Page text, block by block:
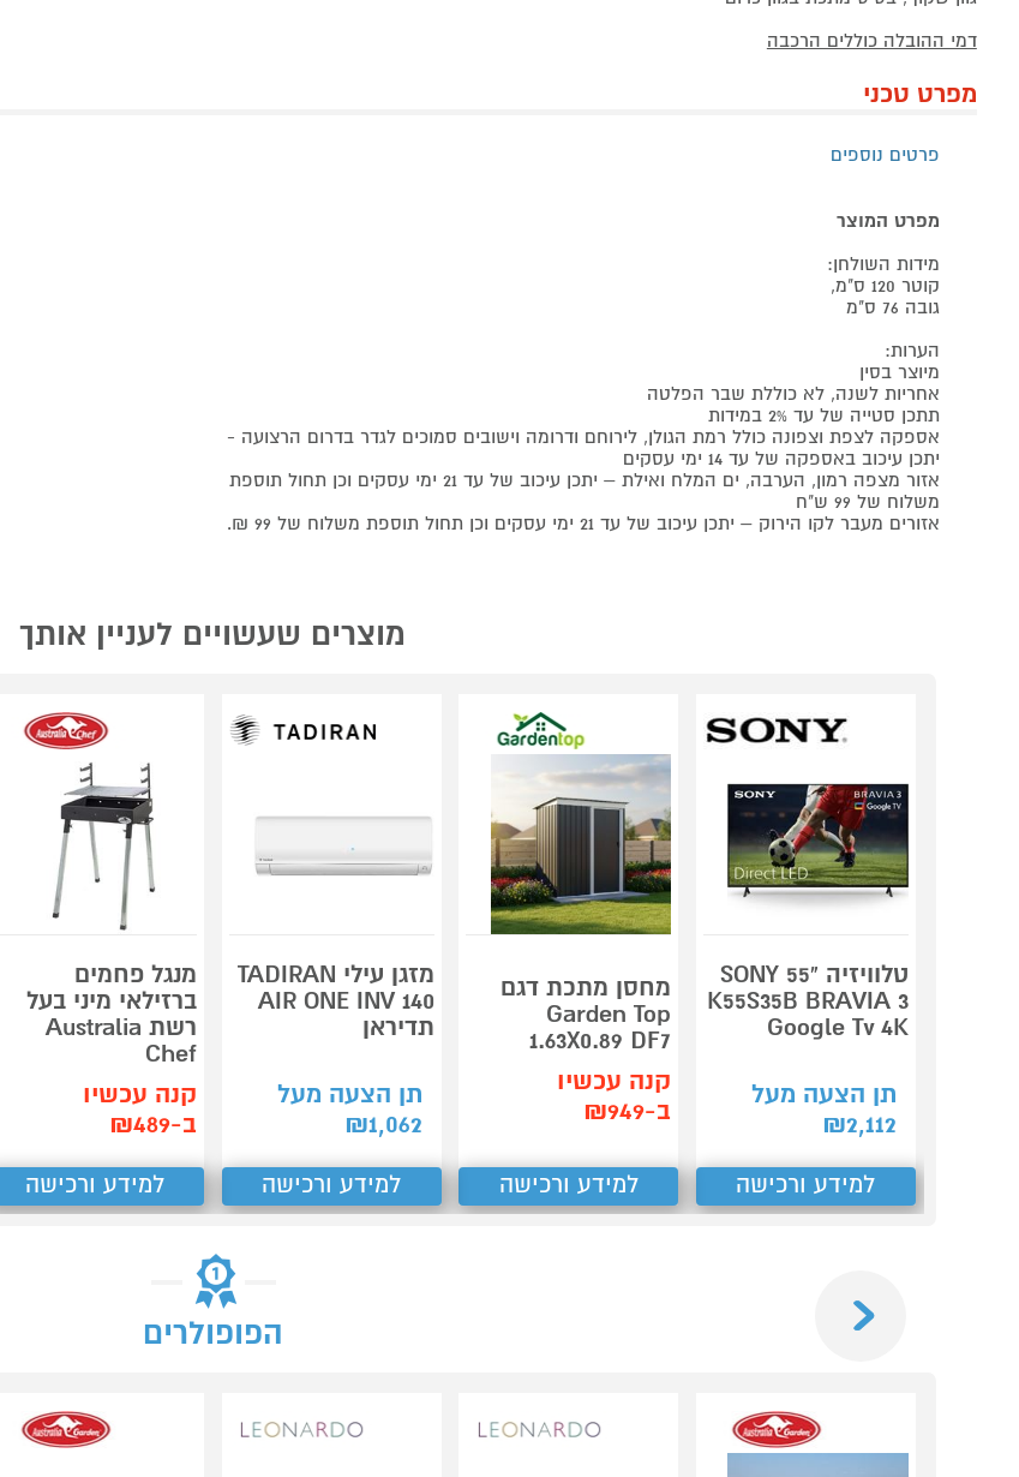
דמי ההובלה כוללים הרכבה
מפרט טכני
פרטים נוספים
מפרט המוצר
מידות השולחן:
קוטר 120 ס"מ,
גובה 76 ס"מ
הערות:
מיוצר בסין
אחריות לשנה, לא כוללת שבר הפלטה
תתכן סטייה של עד 2% במידות
אספקה לצפת וצפונה כולל רמת הגולן, לירוחם ודרומה וישובים סמוכים לגדר בדרום הרצועה -
יתכן עיכוב באספקה של עד 14 ימי עסקים
אזור מצפה רמון, הערבה, ים המלח ואילת – יתכן עיכוב של עד 21 ימי עסקים וכן תחול תוספת
משלוח של 99 ש"ח
אזורים מעבר לקו הירוק – יתכן עיכוב של עד 21 ימי עסקים וכן תחול תוספת משלוח של 99 ₪.
מוצרים שעשויים לעניין אותך
טלוויזיה "55 SONY
K55S35B BRAVIA 3
Google Tv 4K
תן הצעה מעל
2,112
₪
למידע ורכישה
מחסן מתכת דגם
Garden Top
1.63X0.89 DF7
קנה עכשיו
ב-₪949
למידע ורכישה
מזגן עילי TADIRAN
AIR ONE INV 140
תדיראן
תן הצעה מעל
1,062
₪
למידע ורכישה
מנגל פחמים
ברזילאי מיני בעל
רשת Australia
Chef
קנה עכשיו
ב-₪489
למידע ורכישה
הפופולרים